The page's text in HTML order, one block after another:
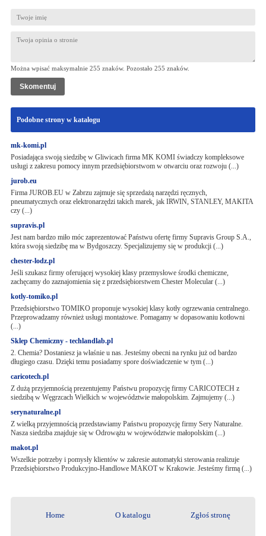
Można wpisać maksymalnie 255 znaków. Pozostało 255 znaków.
Podobne strony w katalogu
mk-komi.pl
Posiadająca swoją siedzibę w Gliwicach firma MK KOMI świadczy kompleksowe
usługi z zakresu pomocy innym przedsiębiorstwom w otwarciu oraz rozwoju (...)
jurob.eu
Firma JUROB.EU w Zabrzu zajmuje się sprzedażą narzędzi ręcznych,
pneumatycznych oraz elektronarzędzi takich marek, jak IRWIN, STANLEY, MAKITA
czy (...)
supravis.pl
Jest nam bardzo miło móc zaprezentować Państwu ofertę firmy Supravis Group S.A.,
która swoją siedzibę ma w Bydgoszczy. Specjalizujemy się w produkcji (...)
chester-lodz.pl
Jeśli szukasz firmy oferującej wysokiej klasy przemysłowe środki chemiczne,
zachęcamy do zaznajomienia się z przedsiębiorstwem Chester Molecular (...)
kotly-tomiko.pl
Przedsiębiorstwo TOMIKO proponuje wysokiej klasy kotły ogrzewania centralnego.
Przeprowadzamy również usługi montażowe. Pomagamy w dopasowaniu kotłowni
(...)
Sklep Chemiczny - techlandlab.pl
2. Chemia? Dostaniesz ja właśnie u nas. Jesteśmy obecni na rynku już od bardzo
długiego czasu. Dzięki temu posiadamy spore doświadczenie w tym (...)
caricotech.pl
Z dużą przyjemnością prezentujemy Państwu propozycję firmy CARICOTECH z
siedzibą w Węgrzcach Wielkich w województwie małopolskim. Zajmujemy (...)
serynaturalne.pl
Z wielką przyjemnością przedstawiamy Państwu propozycję firmy Sery Naturalne.
Nasza siedziba znajduje się w Odrowążu w województwie małopolskim (...)
makot.pl
Wszelkie potrzeby i pomysły klientów w zakresie automatyki sterowania realizuje
Przedsiębiorstwo Produkcyjno-Handlowe MAKOT w Krakowie. Jesteśmy firmą (...)
Home O katalogu Zgłoś stronę